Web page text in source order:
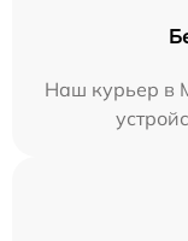
Наш курьер в